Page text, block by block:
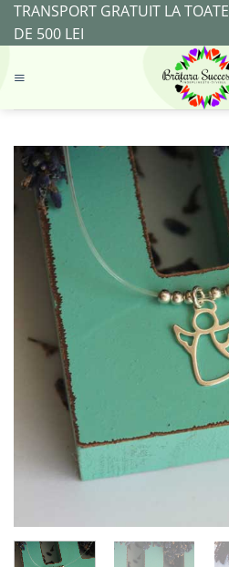
SkipTRANSPORT GRATUIT LA
DE 500 LEI